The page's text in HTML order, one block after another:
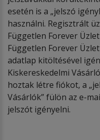
esetén is a „jelszó
használni. Regisztrált
Független Forever
Független Forever
adatlap kitöltésével
Kiskereskedelmi
hoztak létre fiókot, a
Vásárlók” fülön az e-
jelszót igényelni.